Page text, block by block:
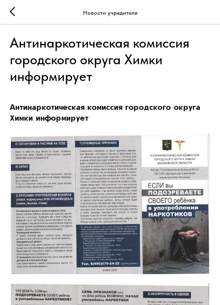
Новости учредителя
Антинаркотическая комиссия
городского округа Химки
информирует
Антинаркотическая комиссия городского округа
Химки информирует